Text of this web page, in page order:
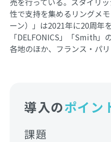
性で支持を集めるリングメ
ーン）」は2021年に20周年
「DELFONICS」「Smith」
各地のほか、フランス・パリ
導入のポイン
課題